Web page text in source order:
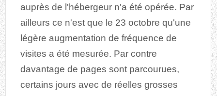
auprès de l'hébergeur n'a été opérée. Par
ailleurs ce n'est que le 23 octobre qu'une
légère augmentation de fréquence de
visites a été mesurée. Par contre
davantage de pages sont parcourues,
certains jours avec de réelles grosses